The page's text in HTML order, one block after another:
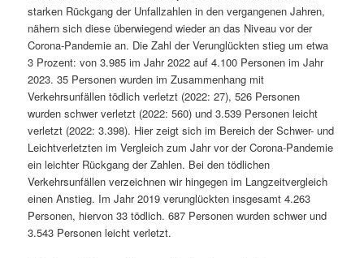
starken Rückgang der Unfallzahlen in den vergangenen Jahren,
nähern sich diese überwiegend wieder an das Niveau vor der
Corona-Pandemie an. Die Zahl der Verunglückten stieg um etwa
3 Prozent: von 3.985 im Jahr 2022 auf 4.100 Personen im Jahr
2023. 35 Personen wurden im Zusammenhang mit
Verkehrsunfällen tödlich verletzt (2022: 27), 526 Personen
wurden schwer verletzt (2022: 560) und 3.539 Personen leicht
verletzt (2022: 3.398). Hier zeigt sich im Bereich der Schwer- und
Leichtverletzten im Vergleich zum Jahr vor der Corona-Pandemie
ein leichter Rückgang der Zahlen. Bei den tödlichen
Verkehrsunfällen verzeichnen wir hingegen im Langzeitvergleich
einen Anstieg. Im Jahr 2019 verunglückten insgesamt 4.263
Personen, hiervon 33 tödlich. 687 Personen wurden schwer und
3.543 Personen leicht verletzt.